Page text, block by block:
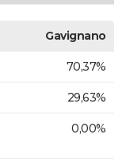
Gavignano
70,37%
29,63%
0,00%